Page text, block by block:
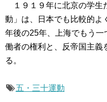
１９１９年に北京の学生
動」は、日本でも比較的よ
年後の25年、上海でもう
働者の権利と、反帝国主義
る。
五・三十運動